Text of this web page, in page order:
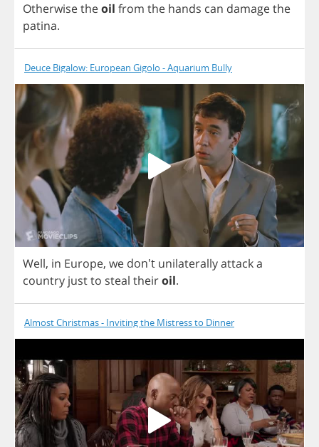
Otherwisetheoil from the hands can damagethe
patina.
Deuce Bigalow: European Gigolo - Aquarium Bully
Well, in Europe, we don't unilaterallyattacka
country justto steal theiroil.
Almost Christmas - Inviting the Mistress to Dinner